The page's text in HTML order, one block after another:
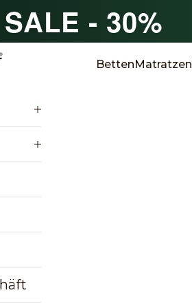
- 30%
BettenMatratzen